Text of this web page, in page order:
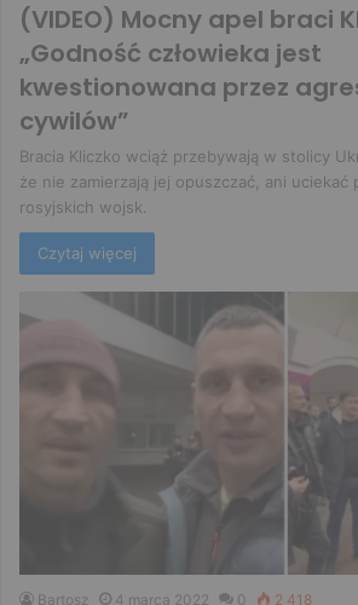
(VIDEO) Mocny apel braci
„Godność człowieka jest
kwestionowana przez
cywilów”
Bracia Kliczko wciąż przebywają w stolicy
że nie zamierzają jej opuszczać, ani uciekać
rosyjskich wojsk.
Czytaj więcej
Bartosz 4 marca 2022 0 2 418